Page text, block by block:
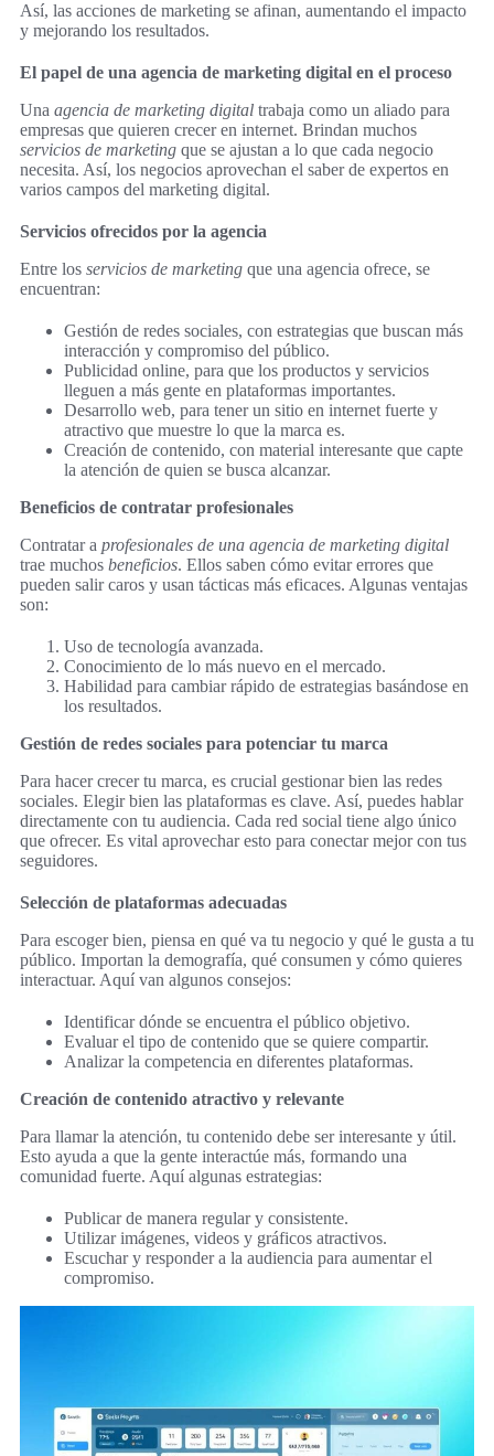
Así, las acciones de marketing se afinan, aumentando el impacto
y mejorando los resultados.
El papel de una agencia de marketing digital en el proceso
Una agencia de marketing digital trabaja como un aliado para
empresas que quieren crecer en internet. Brindan muchos
servicios de marketing que se ajustan a lo que cada negocio
necesita. Así, los negocios aprovechan el saber de expertos en
varios campos del marketing digital.
Servicios ofrecidos por la agencia
Entre los servicios de marketing que una agencia ofrece, se
encuentran:
Gestión de redes sociales, con estrategias que buscan más
interacción y compromiso del público.
Publicidad online, para que los productos y servicios
lleguen a más gente en plataformas importantes.
Desarrollo web, para tener un sitio en internet fuerte y
atractivo que muestre lo que la marca es.
Creación de contenido, con material interesante que capte
la atención de quien se busca alcanzar.
Beneficios de contratar profesionales
Contratar a profesionales de una agencia de marketing digital
trae muchos beneficios. Ellos saben cómo evitar errores que
pueden salir caros y usan tácticas más eficaces. Algunas ventajas
son:
Uso de tecnología avanzada.
Conocimiento de lo más nuevo en el mercado.
Habilidad para cambiar rápido de estrategias basándose en
los resultados.
Gestión de redes sociales para potenciar tu marca
Para hacer crecer tu marca, es crucial gestionar bien las redes
sociales. Elegir bien las plataformas es clave. Así, puedes hablar
directamente con tu audiencia. Cada red social tiene algo único
que ofrecer. Es vital aprovechar esto para conectar mejor con tus
seguidores.
Selección de plataformas adecuadas
Para escoger bien, piensa en qué va tu negocio y qué le gusta a tu
público. Importan la demografía, qué consumen y cómo quieres
interactuar. Aquí van algunos consejos:
Identificar dónde se encuentra el público objetivo.
Evaluar el tipo de contenido que se quiere compartir.
Analizar la competencia en diferentes plataformas.
Creación de contenido atractivo y relevante
Para llamar la atención, tu contenido debe ser interesante y útil.
Esto ayuda a que la gente interactúe más, formando una
comunidad fuerte. Aquí algunas estrategias:
Publicar de manera regular y consistente.
Utilizar imágenes, videos y gráficos atractivos.
Escuchar y responder a la audiencia para aumentar el
compromiso.